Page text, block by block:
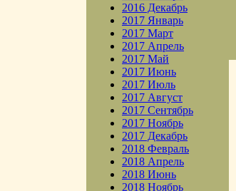
2016 Декабрь
2017 Январь
2017 Март
2017 Апрель
2017 Май
2017 Июнь
2017 Июль
2017 Август
2017 Сентябрь
2017 Ноябрь
2017 Декабрь
2018 Февраль
2018 Апрель
2018 Июнь
2018 Ноябрь